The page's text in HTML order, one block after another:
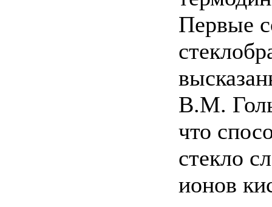
Первые
В.М.
что
стекло
ионов